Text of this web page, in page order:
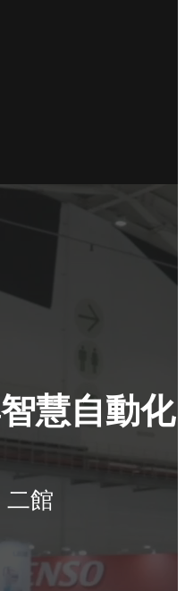
慧自動化
二館